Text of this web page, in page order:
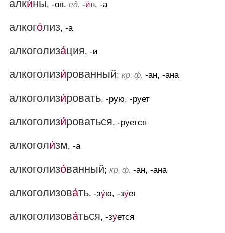
алки́ны, -ов, ед. -и́н, -а
алкого́лиз, -а
алкоголиза́ция, -и
алкоголизи́рованный; кр. ф. -ан, -ана
алкоголизи́ровать, -рую, -рует
алкоголизи́роваться, -руется
алкоголи́зм, -а
алкоголизо́ванный; кр. ф. -ан, -ана
алкоголизова́ть, -зу́ю, -зу́ет
алкоголизова́ться, -зу́ется